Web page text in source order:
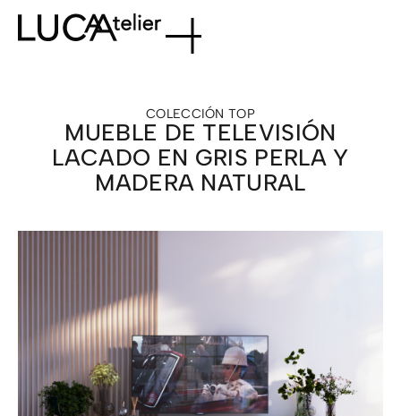
COLECCIÓNTOP
MUEBLE DE TELEVISIÓN
LACADO EN GRIS PERLA Y
MADERA NATURAL